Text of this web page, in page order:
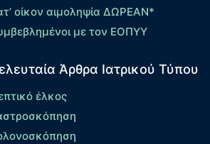
οίκον αιμοληψία ΔΩΡΕΑΝ*
με τον ΕΟΠΥΥ
Άρθρα Ιατρικού Τύπου
έλκος